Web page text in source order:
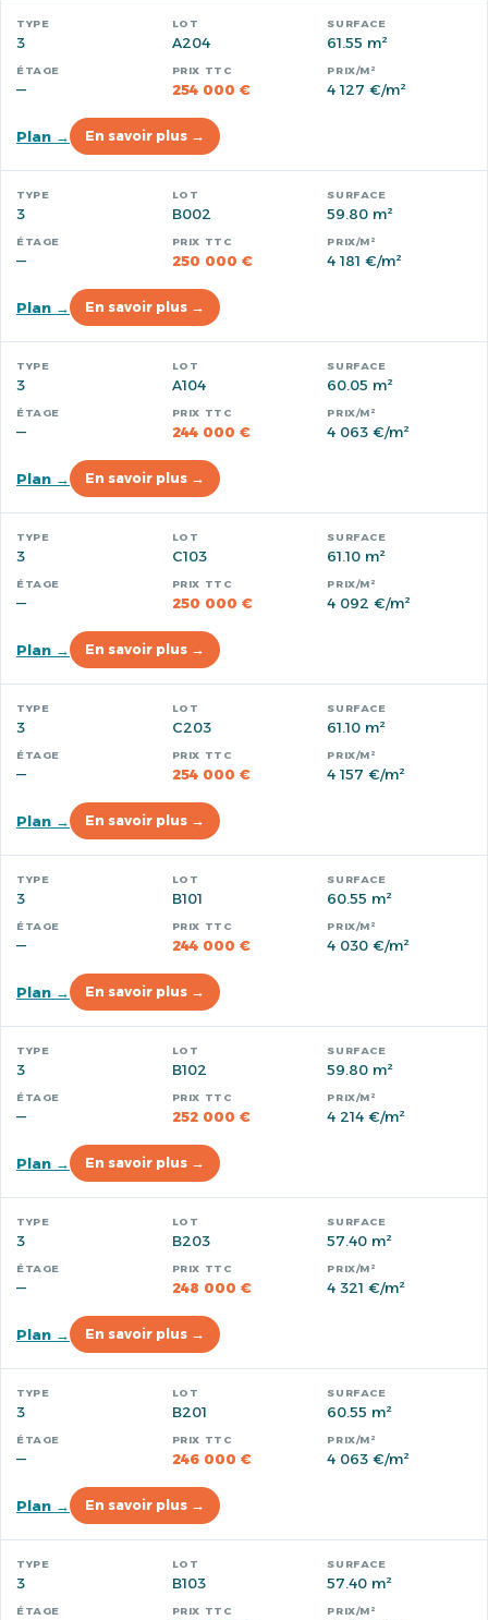
3 A204 61.55 m²
— 254 000 € 4 127 €/m²
Plan → En savoir plus →
3 B002 59.80 m²
— 250 000 € 4 181 €/m²
Plan → En savoir plus →
3 A104 60.05 m²
— 244 000 € 4 063 €/m²
Plan → En savoir plus →
3 C103 61.10 m²
— 250 000 € 4 092 €/m²
Plan → En savoir plus →
3 C203 61.10 m²
— 254 000 € 4 157 €/m²
Plan → En savoir plus →
3 B101 60.55 m²
— 244 000 € 4 030 €/m²
Plan → En savoir plus →
3 B102 59.80 m²
— 252 000 € 4 214 €/m²
Plan → En savoir plus →
3 B203 57.40 m²
— 248 000 € 4 321 €/m²
Plan → En savoir plus →
3 B201 60.55 m²
— 246 000 € 4 063 €/m²
Plan → En savoir plus →
3 B103 57.40 m²